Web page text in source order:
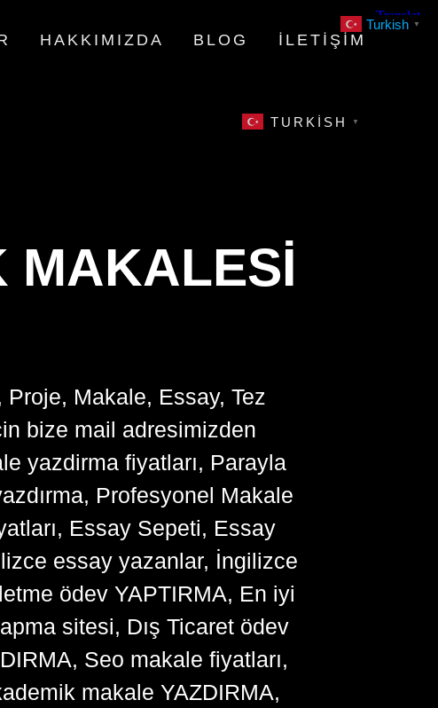
HAKKIMIZDA BLOG İLETIŞIM
TURKISH ▼
MAKALESI
Proje, Makale, Essay, Tez
bize mail adresimizden
yazdirma fiyatları, Parayla
Profesyonel Makale
Essay Sepeti, Essay
essay yazanlar, İngilizce
ödev YAPTIRMA, En iyi
sitesi, Dış Ticaret ödev
Seo makale fiyatları,
makale YAZDIRMA,
Turkish ▼